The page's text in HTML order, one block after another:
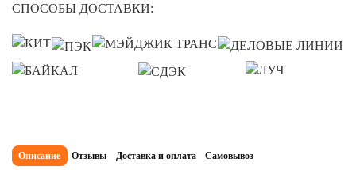
СПОСОБЫ ДОСТАВКИ:
Описание Отзывы Доставка и оплата
Самовывоз